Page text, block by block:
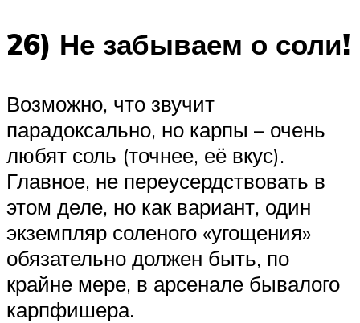
26) Не забываем о соли!
Возможно, что звучит
парадоксально, но карпы – очень
любят соль (точнее, её вкус).
Главное, не переусердствовать в
этом деле, но как вариант, один
экземпляр соленого «угощения»
обязательно должен быть, по
крайне мере, в арсенале бывалого
карпфишера.